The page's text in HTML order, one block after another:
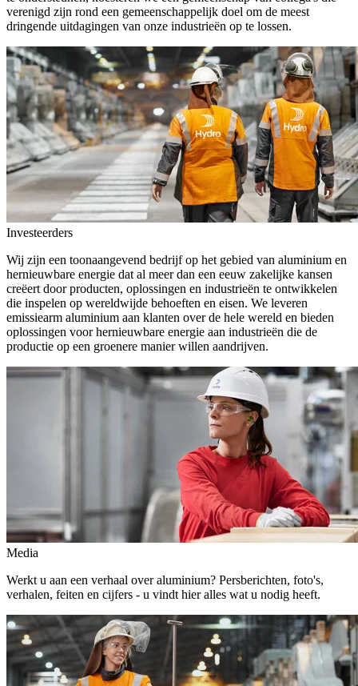
verenigd zijn rond een gemeenschappelijk doel om de meest
dringende uitdagingen van onze industrieën op te lossen.
Investeerders
Wij zijn een toonaangevend bedrijf op het gebied van aluminium en
hernieuwbare energie dat al meer dan een eeuw zakelijke kansen
creëert door producten, oplossingen en industrieën te ontwikkelen
die inspelen op wereldwijde behoeften en eisen. We leveren
emissiearm aluminium aan klanten over de hele wereld en bieden
oplossingen voor hernieuwbare energie aan industrieën die de
productie op een groenere manier willen aandrijven.
Media
Werkt u aan een verhaal over aluminium? Persberichten, foto's,
verhalen, feiten en cijfers - u vindt hier alles wat u nodig heeft.